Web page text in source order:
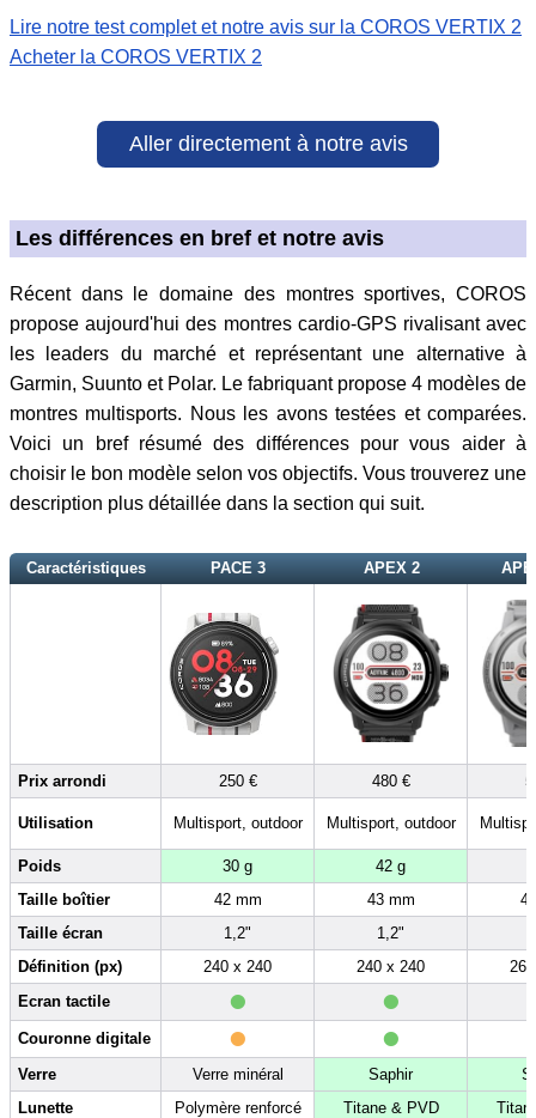
Lire notre test complet et notre avis sur la COROS VERTIX 2
Acheter la COROS VERTIX 2
Aller directement à notre avis
Les différences en bref et notre avis
Récent dans le domaine des montres sportives, COROS
propose aujourd'hui des montres cardio-GPS rivalisant avec
les leaders du marché et représentant une alternative à
Garmin, Suunto et Polar. Le fabriquant propose 4 modèles de
montres multisports. Nous les avons testées et comparées.
Voici un bref résumé des différences pour vous aider à
choisir le bon modèle selon vos objectifs. Vous trouverez une
description plus détaillée dans la section qui suit.
Caractéristiques PACE 3 APEX 2
Prix arrondi 250 € 480 €
Utilisation Multisport, outdoor Multisport, outdoor
Poids 30 g 42 g
Taille boîtier
42 mm 43 mm
Taille écran
1,2" 1,2"
Définition (px)
240 x 240 240 x 240
Ecran tactile
• •
Couronne digitale • •
Verre Verre minéral Saphir
Lunette
Polymère renforcé Titane & PVD